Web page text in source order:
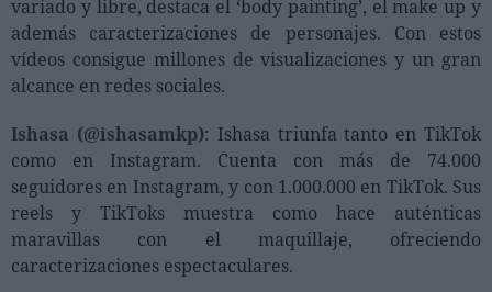
variado y libre, destaca el ‘body painting’, el make up y
además caracterizaciones de personajes. Con estos
vídeos consigue millones de visualizaciones y un gran
alcance en redes sociales.
Ishasa (@ishasamkp): Ishasa triunfa tanto en TikTok
como en Instagram. Cuenta con más de 74.000
seguidores en Instagram, y con 1.000.000 en TikTok. Sus
reels y TikToks muestra como hace auténticas
maravillas con el maquillaje, ofreciendo
caracterizaciones espectaculares.